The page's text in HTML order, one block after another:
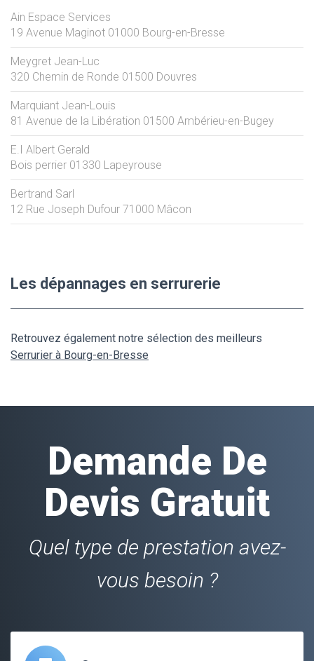
Ain Espace Services
19 Avenue Maginot 01000 Bourg-en-Bresse
Meygret Jean-Luc
320 Chemin de Ronde 01500 Douvres
Marquiant Jean-Louis
81 Avenue de la Libération 01500 Ambérieu-en-Bugey
E.I Albert Gerald
Bois perrier 01330 Lapeyrouse
Bertrand Sarl
12 Rue Joseph Dufour 71000 Mâcon
Les dépannages en serrurerie
Retrouvez également notre sélection des meilleurs
Serrurier à Bourg-en-Bresse
Demande De
Devis Gratuit
Quel type de prestation avez-
vous besoin ?